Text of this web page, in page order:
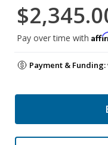
Pay over time with
Payment & Funding: